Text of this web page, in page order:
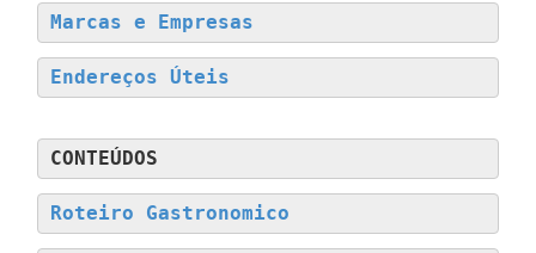
Marcas e Empresas
Endereços Úteis
CONTEÚDOS
Roteiro Gastronomico